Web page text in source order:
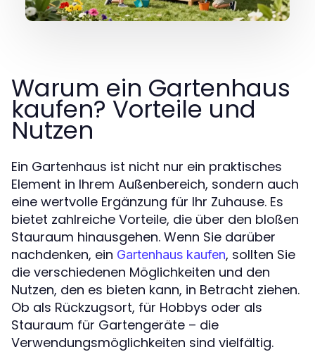
Warum ein Gartenhaus
kaufen? Vorteile und
Nutzen
Ein Gartenhaus ist nicht nur ein praktisches
Element in Ihrem Außenbereich, sondern auch
eine wertvolle Ergänzung für Ihr Zuhause. Es
bietet zahlreiche Vorteile, die über den bloßen
Stauraum hinausgehen. Wenn Sie darüber
nachdenken, ein Gartenhaus kaufen, sollten Sie
die verschiedenen Möglichkeiten und den
Nutzen, den es bieten kann, in Betracht ziehen.
Ob als Rückzugsort, für Hobbys oder als
Stauraum für Gartengeräte – die
Verwendungsmöglichkeiten sind vielfältig.